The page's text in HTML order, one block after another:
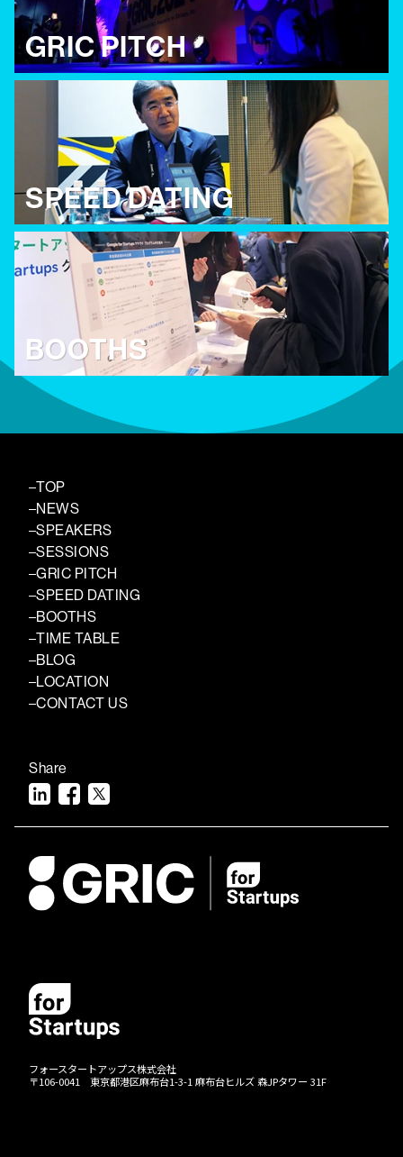
GRIC PITCH
SPEED DATING
BOOTHS
フォースタートアップス株式会社
〒106-0041 東京都港区麻布台1-3-1 麻布台ヒルズ 森JPタワー 31F
TOP
NEWS
SPEAKERS
SESSIONS
GRIC PITCH
SPEED DATING
BOOTHS
TIME TABLE
BLOG
LOCATION
CONTACT US
Share